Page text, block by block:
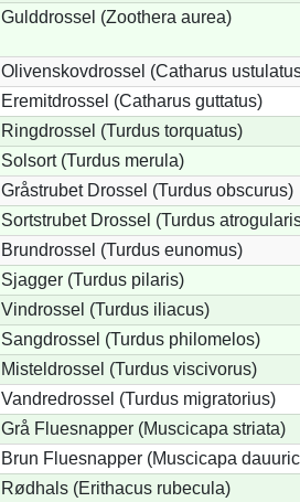
Gulddrossel (Zoothera aurea)
Olivenskovdrossel (Catharus
Eremitdrossel (Catharus guttatus)
Ringdrossel (Turdus torquatus)
Solsort (Turdus merula)
Gråstrubet Drossel (Turdus obscurus)
Sortstrubet Drossel (Turdus
Brundrossel (Turdus eunomus)
Sjagger (Turdus pilaris)
Vindrossel (Turdus iliacus)
Sangdrossel (Turdus philomelos)
Misteldrossel (Turdus viscivorus)
Vandredrossel (Turdus migratorius)
Grå Fluesnapper (Muscicapa striata)
Brun Fluesnapper (Muscicapa
Rødhals (Erithacus rubecula)